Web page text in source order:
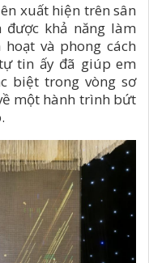
xuất hiện trên sân
được khả năng làm
và phong cách
tin ấy đã giúp em
biệt trong vòng sơ
một hành trình bứt